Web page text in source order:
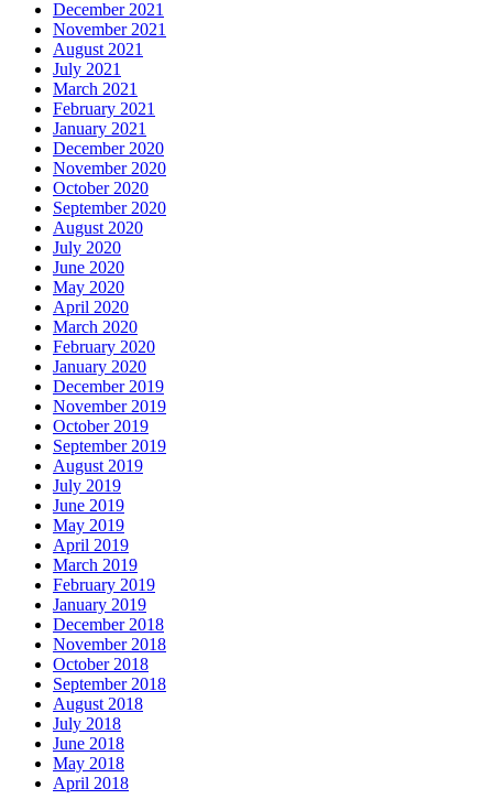
December 2021
November 2021
August 2021
July 2021
March 2021
February 2021
January 2021
December 2020
November 2020
October 2020
September 2020
August 2020
July 2020
June 2020
May 2020
April 2020
March 2020
February 2020
January 2020
December 2019
November 2019
October 2019
September 2019
August 2019
July 2019
June 2019
May 2019
April 2019
March 2019
February 2019
January 2019
December 2018
November 2018
October 2018
September 2018
August 2018
July 2018
June 2018
May 2018
April 2018